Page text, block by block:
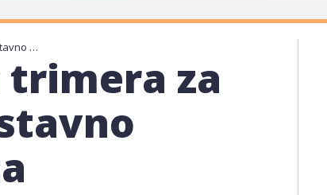
Top 8 najboljih trimera za travu za jednostavno održavanje vrta
trimera za